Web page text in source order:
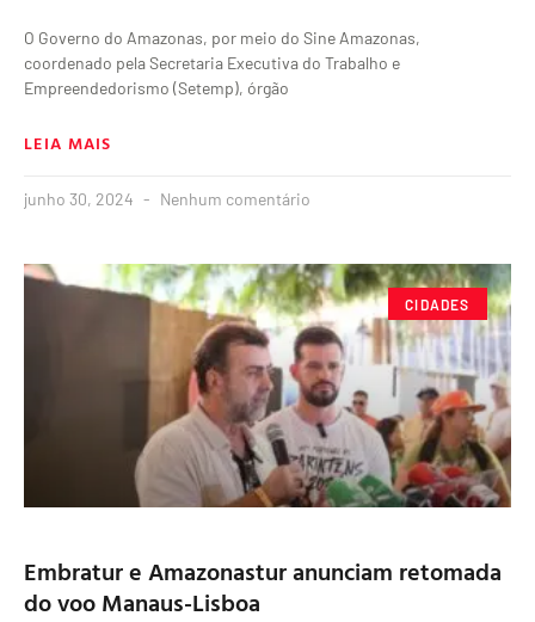
O Governo do Amazonas, por meio do Sine Amazonas,
coordenado pela Secretaria Executiva do Trabalho e
Empreendedorismo (Setemp), órgão
LEIA MAIS
junho 30, 2024 Nenhum comentário
CIDADES
Embratur e Amazonastur anunciam retomada
do voo Manaus-Lisboa